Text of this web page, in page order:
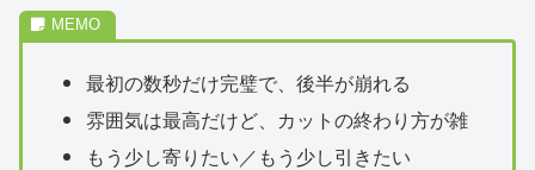
最初の数秒だけ完璧で、後半が崩れる
雰囲気は最高だけど、カットの終わり方が雑
もう少し寄りたい／もう少し引きたい